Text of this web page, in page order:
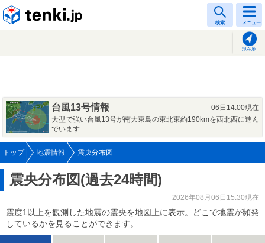
検索 メニュー
現在地
台風13号情報
06日14:00現在
大型で強い台風13号が南大東島の東北東約190kmを西北西に進ん
でいます
トップ 地震情報 震央分布図
震央分布図(過去24時間)
2026年08月06日15:30現在
震度1以上を観測した地震の震央を地図上に表示。どこで地震が頻発
しているかを見ることができます。